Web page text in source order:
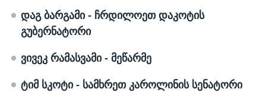
დაგ ბარგამი- ჩრდილოეთ დაკოტის
გუბერნატორი
ვივეკ რამასვამი- მეწარმე
ტიმ სკოტი- სამხრეთ კაროლინის სენატორი